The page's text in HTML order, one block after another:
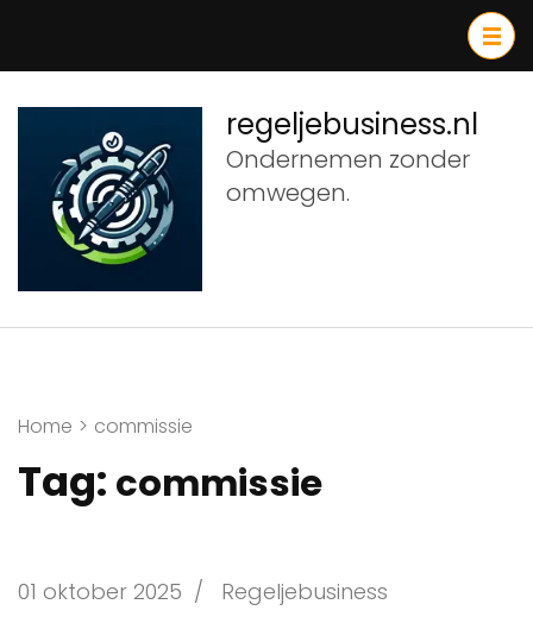
inhoud
(druk
Enter)
regeljebusiness.nl
Ondernemen zonder
omwegen.
Home > commissie
Tag: commissie
01 oktober 2025 / Regeljebusiness